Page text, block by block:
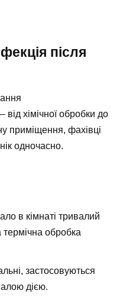
після
від хімічної обробки до
приміщення, фахівці
одночасно.
в кімнаті тривалий
термічна обробка
застосовуються
дією.